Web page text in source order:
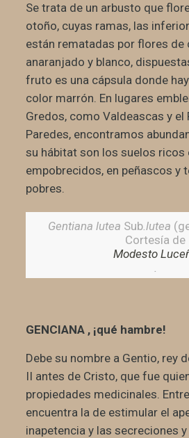
Se trata de un arbusto que
otoño, cuyas ramas, las
están rematadas por flores de
anaranjado y blanco,
fruto es una cápsula donde
color marrón. En lugares
Gredos, como Valdeascas y el
Paredes, encontramos
su hábitat son los suelos ricos
empobrecidos, en peñascos y
pobres.
Gentiana lutea Sub.lutea
Cortesía de
Modesto
.
GENCIANA , ¡qué hambre!
Debe su nombre a Gentio, rey
II antes de Cristo, que fue
propiedades medicinales.
encuentra la de estimular el
inapetencia y las secreciones